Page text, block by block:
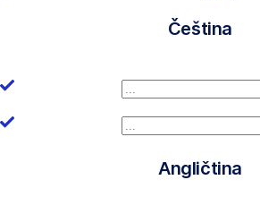
Čeština
Angličtina